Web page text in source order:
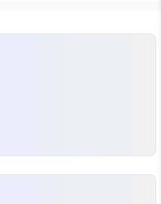
거예요. 메시지는 계속